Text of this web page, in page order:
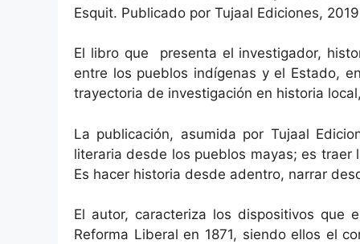
Esquit. Publicado por Tujaal Ediciones,
El libro que presenta el investigador,
entre los pueblos indígenas y el Estado,
trayectoria de investigación en historia
La publicación, asumida por Tujaal
literaria desde los pueblos mayas; es
Es hacer historia desde adentro, narrar
El autor, caracteriza los dispositivos que
Reforma Liberal en 1871, siendo ellos el